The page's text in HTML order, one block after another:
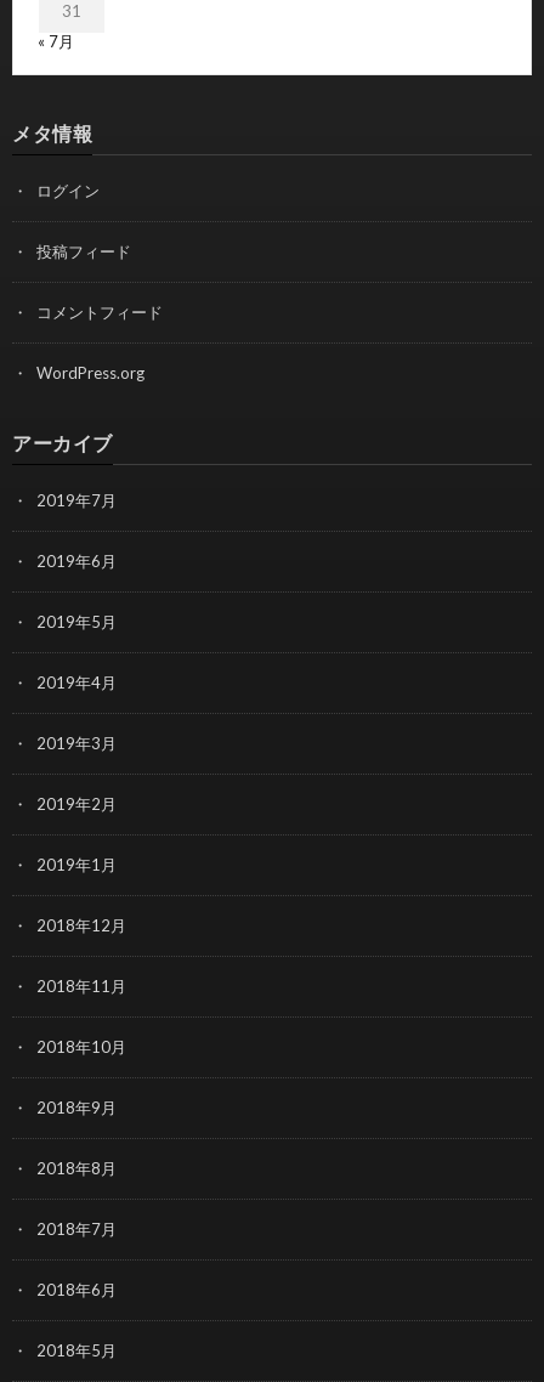
31
« 7月
メタ情報
ログイン
投稿フィード
コメントフィード
WordPress.org
アーカイブ
2019年7月
2019年6月
2019年5月
2019年4月
2019年3月
2019年2月
2019年1月
2018年12月
2018年11月
2018年10月
2018年9月
2018年8月
2018年7月
2018年6月
2018年5月